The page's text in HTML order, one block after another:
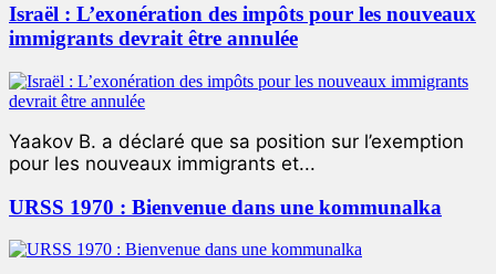
Israël : L’exonération des impôts pour les nouveaux
immigrants devrait être annulée
Yaakov B. a déclaré que sa position sur l’exemption
pour les nouveaux immigrants et...
URSS 1970 : Bienvenue dans une kommunalka